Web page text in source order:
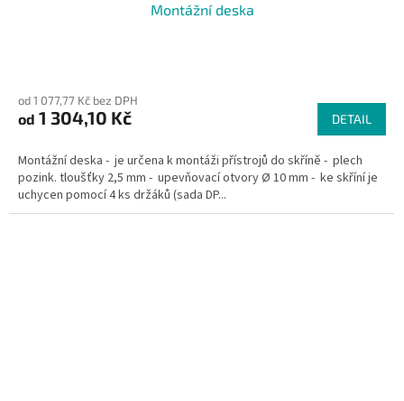
Montážní deska
od 1 077,77 Kč bez DPH
od 1 304,10 Kč DETAIL
Montážní deska - je určena k montáži přístrojů do skříně - plech
pozink. tloušťky 2,5 mm - upevňovací otvory Ø 10 mm - ke skříní je
uchycen pomocí 4 ks držáků (sada DP...